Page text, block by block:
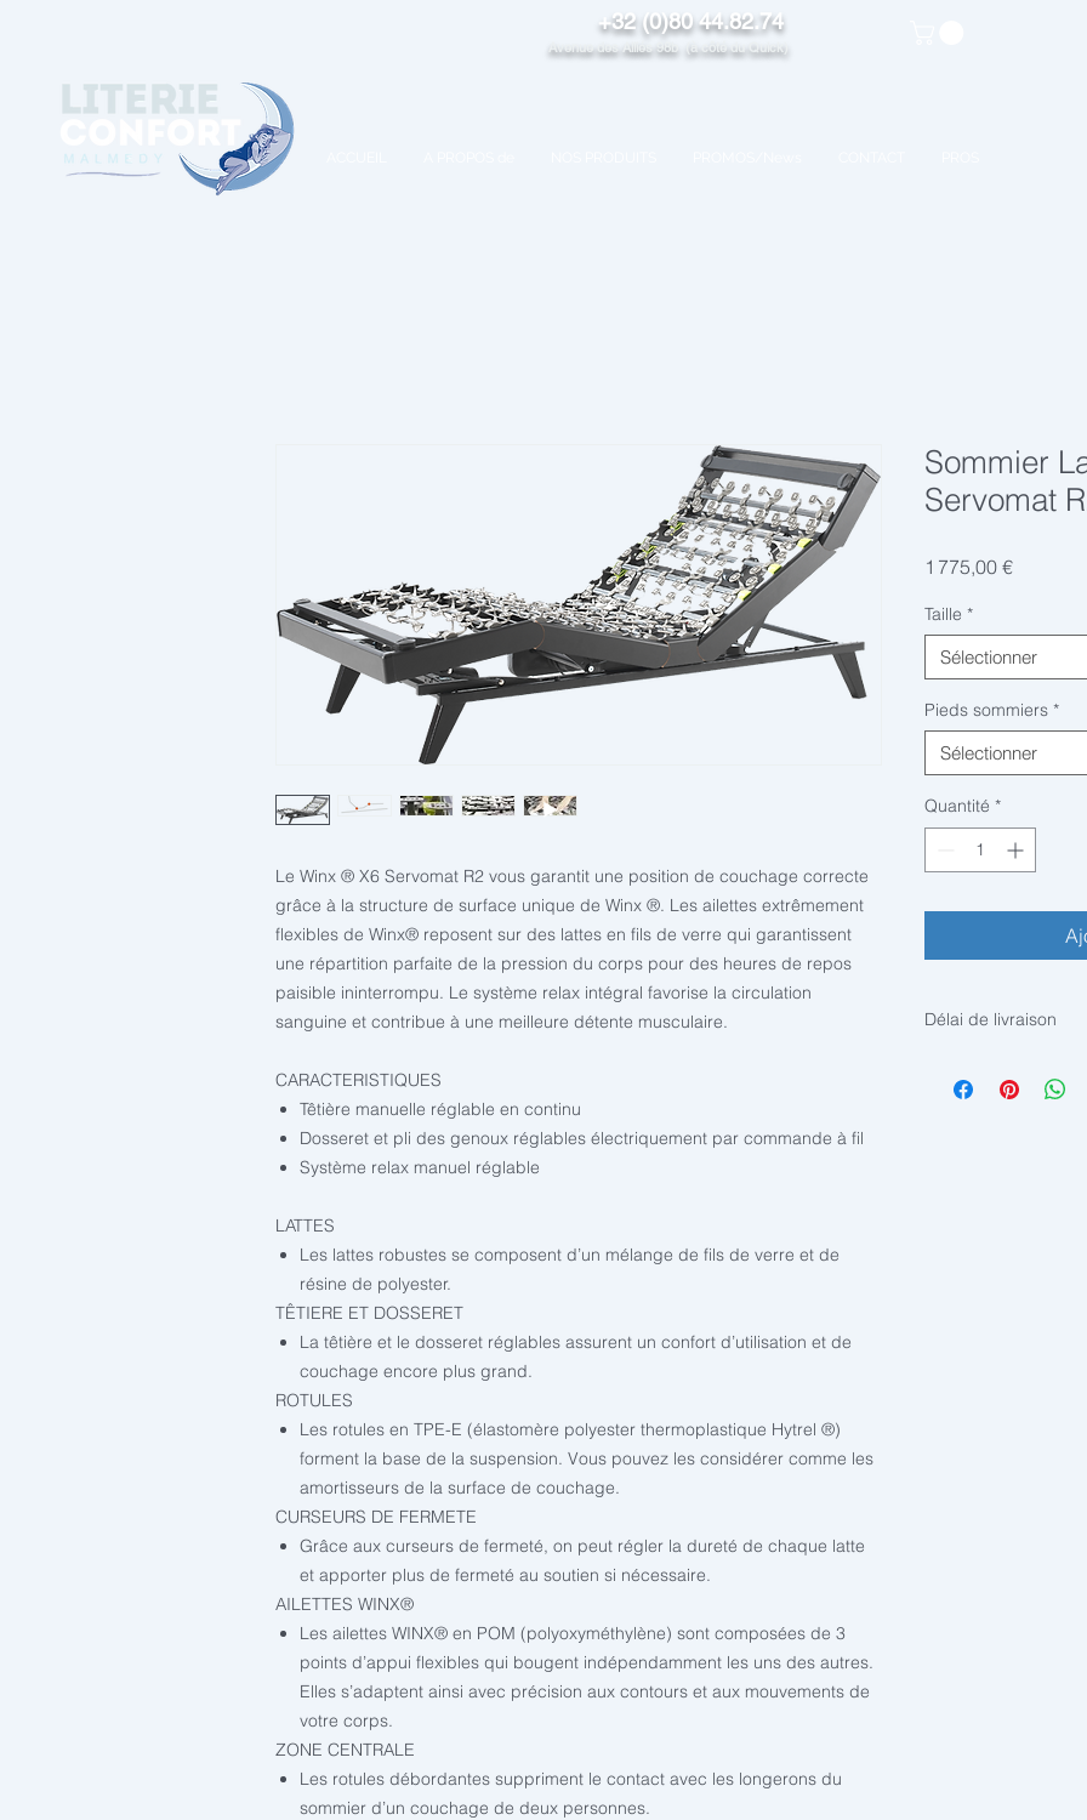
+32 (0)80 44.82.74
Avenue des Alliés 98b (à côté du Quick)
Le Winx ® X6 Servomat R2 vous garantit une position de couchage correcte
grâce à la structure de surface unique de Winx ®. Les ailettes extrêmement
flexibles de Winx® reposent sur des lattes en fils de verre qui garantissent
une répartition parfaite de la pression du corps pour des heures de repos
paisible ininterrompu. Le système relax intégral favorise la circulation
sanguine et contribue à une meilleure détente musculaire.
CARACTERISTIQUES
Têtière manuelle réglable en continu
Dosseret et pli des genoux réglables électriquement par commande à fil
Système relax manuel réglable
LATTES
Les lattes robustes se composent d’un mélange de fils de verre et de
résine de polyester.
TÊTIERE ET DOSSERET
La têtière et le dosseret réglables assurent un confort d’utilisation et de
couchage encore plus grand.
ROTULES
Les rotules en TPE-E (élastomère polyester thermoplastique Hytrel ®)
forment la base de la suspension. Vous pouvez les considérer comme les
amortisseurs de la surface de couchage.
CURSEURS DE FERMETE
Grâce aux curseurs de fermeté, on peut régler la dureté de chaque latte
et apporter plus de fermeté au soutien si nécessaire.
AILETTES WINX®
Les ailettes WINX® en POM (polyoxyméthylène) sont composées de 3
points d’appui flexibles qui bougent indépendamment les uns des autres.
Elles s’adaptent ainsi avec précision aux contours et aux mouvements de
votre corps.
ZONE CENTRALE
Les rotules débordantes suppriment le contact avec les longerons du
sommier d’un couchage de deux personnes.
Sommier
Servomat
1 775,00 €Prix
Taille *
Sélectionner
Pieds sommiers *
Sélectionner
Quantité *
Délai de livraison
semaines